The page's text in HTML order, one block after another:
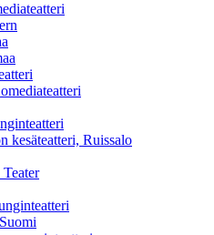
kesäteatteri, Ruissalo